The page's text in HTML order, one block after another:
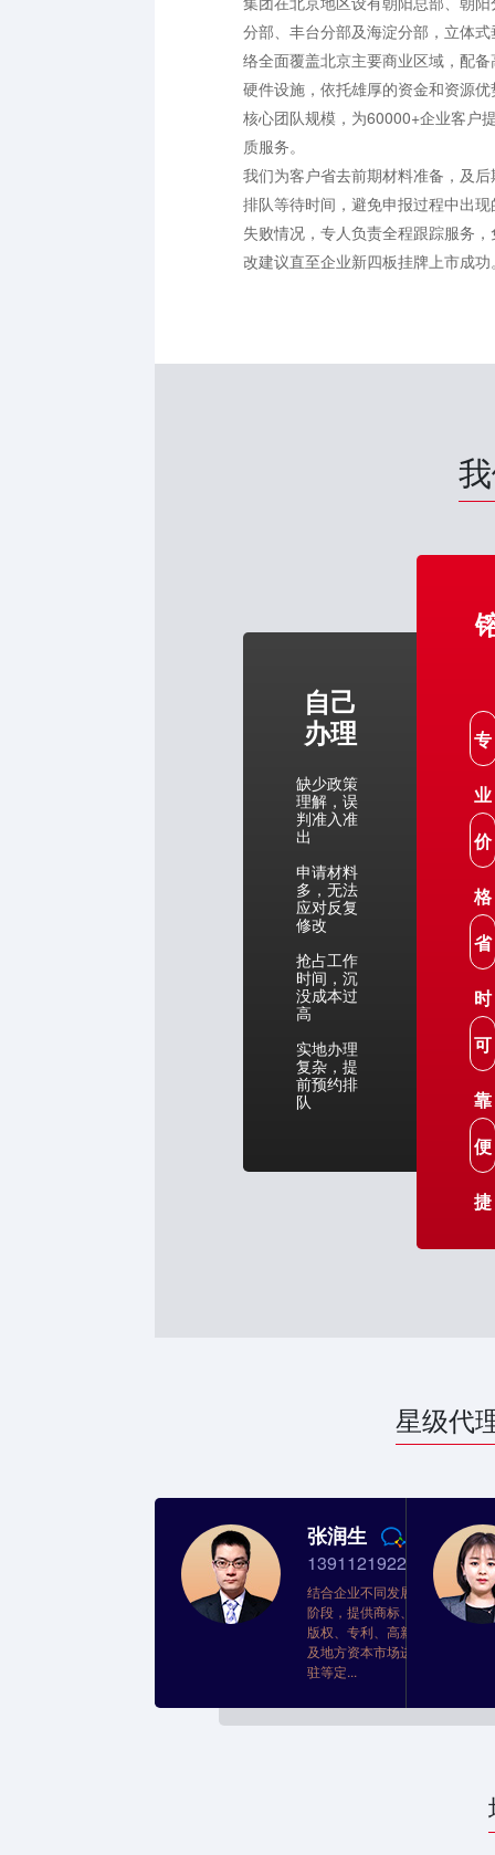
分部、丰台分部及海淀分部，立体
络全面覆盖北京主要商业区域，配
硬件设施，依托雄厚的资金和资源
核心团队规模，为60000+企业客户
质服务。
我们为客户省去前期材料准备，及
排队等待时间，避免申报过程中出
失败情况，专人负责全程跟踪服务
改建议直至企业新四板挂牌上市成功
自己
办理
缺少政策
理解，误
判准入准
出
申请材料
多，无法
应对反复
修改
抢占工作
时间，沉
没成本过
高
实地办理
复杂，提
前预约排
队
专
业
价
格
省
时
可
靠
便
捷
星级代
张润生
13911219220
结合企业不同发展
阶段，提供商标、
版权、专利、高新
及地方资本市场进
驻等定...